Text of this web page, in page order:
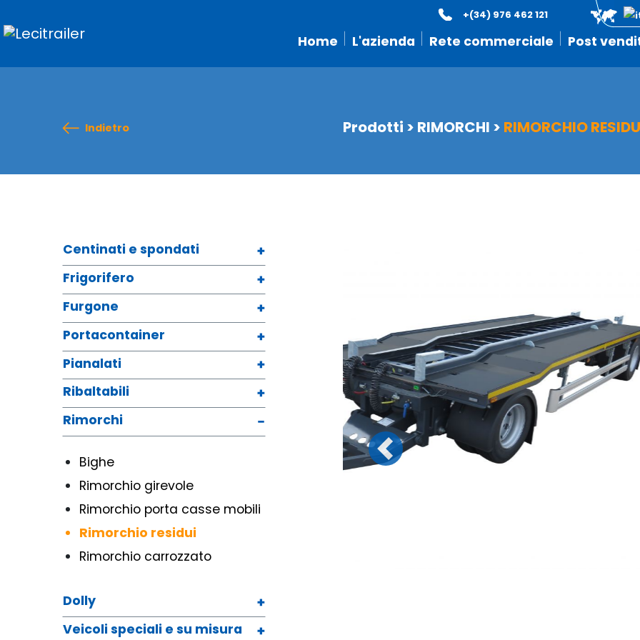
Home L'azienda Rete commerciale Post
+(34) 976 462 121
Indietro Prodotti > RIMORCHI > RIMORCHIO
Centinati e spondati
Frigorifero
Furgone
Portacontainer
Pianalati
Ribaltabili
Rimorchi
Bighe
Rimorchio girevole
Rimorchio porta casse mobili
Rimorchio residui
Rimorchio carrozzato
Dolly
Veicoli speciali e su misura
Previous